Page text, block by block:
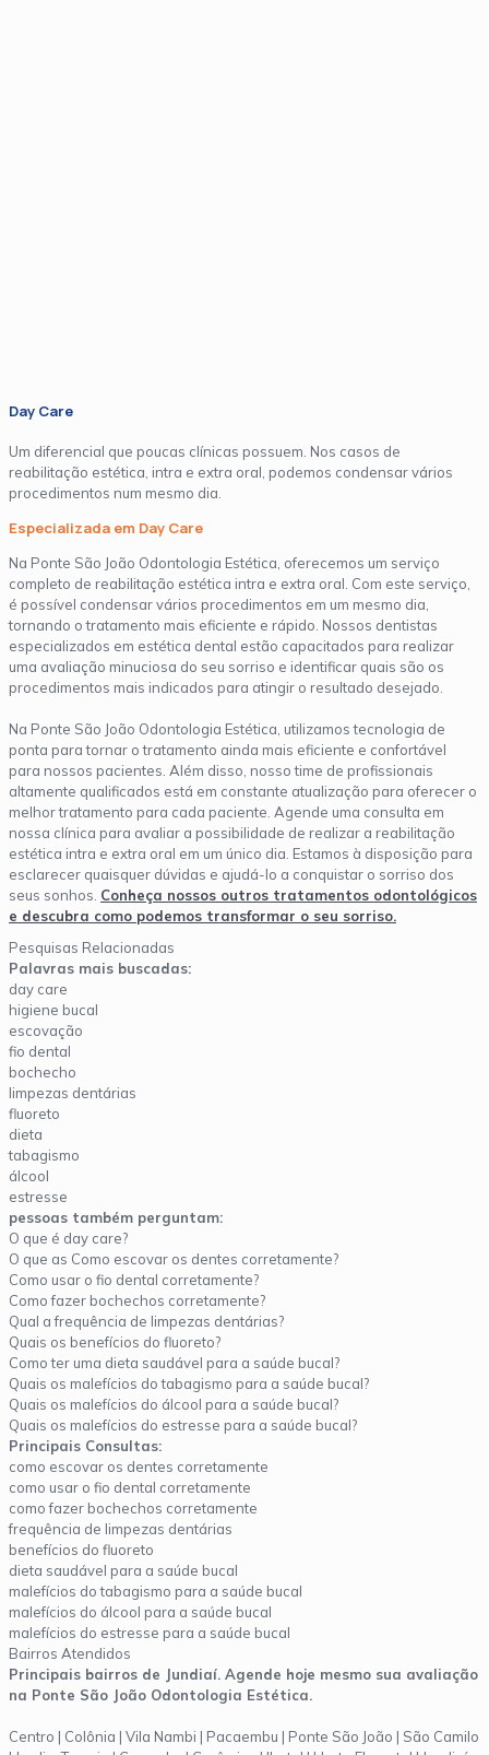
Day Care
Um diferencial que poucas clínicas possuem. Nos casos de
reabilitação estética, intra e extra oral, podemos condensar vários
procedimentos num mesmo dia.
Especializada em Day Care
Na Ponte São João Odontologia Estética, oferecemos um serviço
completo de reabilitação estética intra e extra oral. Com este serviço,
é possível condensar vários procedimentos em um mesmo dia,
tornando o tratamento mais eficiente e rápido. Nossos dentistas
especializados em estética dental estão capacitados para realizar
uma avaliação minuciosa do seu sorriso e identificar quais são os
procedimentos mais indicados para atingir o resultado desejado.
Na Ponte São João Odontologia Estética, utilizamos tecnologia de
ponta para tornar o tratamento ainda mais eficiente e confortável
para nossos pacientes. Além disso, nosso time de profissionais
altamente qualificados está em constante atualização para oferecer o
melhor tratamento para cada paciente. Agende uma consulta em
nossa clínica para avaliar a possibilidade de realizar a reabilitação
estética intra e extra oral em um único dia. Estamos à disposição para
esclarecer quaisquer dúvidas e ajudá-lo a conquistar o sorriso dos
seus sonhos. Conheça nossos outros tratamentos odontológicos
e descubra como podemos transformar o seu sorriso.
Pesquisas Relacionadas
Palavras mais buscadas:
day care
higiene bucal
escovação
fio dental
bochecho
limpezas dentárias
fluoreto
dieta
tabagismo
álcool
estresse
pessoas também perguntam:
O que é day care?
O que as Como escovar os dentes corretamente?
Como usar o fio dental corretamente?
Como fazer bochechos corretamente?
Qual a frequência de limpezas dentárias?
Quais os benefícios do fluoreto?
Como ter uma dieta saudável para a saúde bucal?
Quais os malefícios do tabagismo para a saúde bucal?
Quais os malefícios do álcool para a saúde bucal?
Quais os malefícios do estresse para a saúde bucal?
Principais Consultas:
como escovar os dentes corretamente
como usar o fio dental corretamente
como fazer bochechos corretamente
frequência de limpezas dentárias
benefícios do fluoreto
dieta saudável para a saúde bucal
malefícios do tabagismo para a saúde bucal
malefícios do álcool para a saúde bucal
malefícios do estresse para a saúde bucal
Bairros Atendidos
Principais bairros de Jundiaí. Agende hoje mesmo sua avaliação
na Ponte São João Odontologia Estética.
Centro | Colônia | Vila Nambi | Pacaembu | Ponte São João | São Camilo